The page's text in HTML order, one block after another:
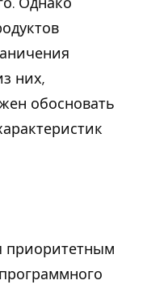
них,
обосновать
приоритетным